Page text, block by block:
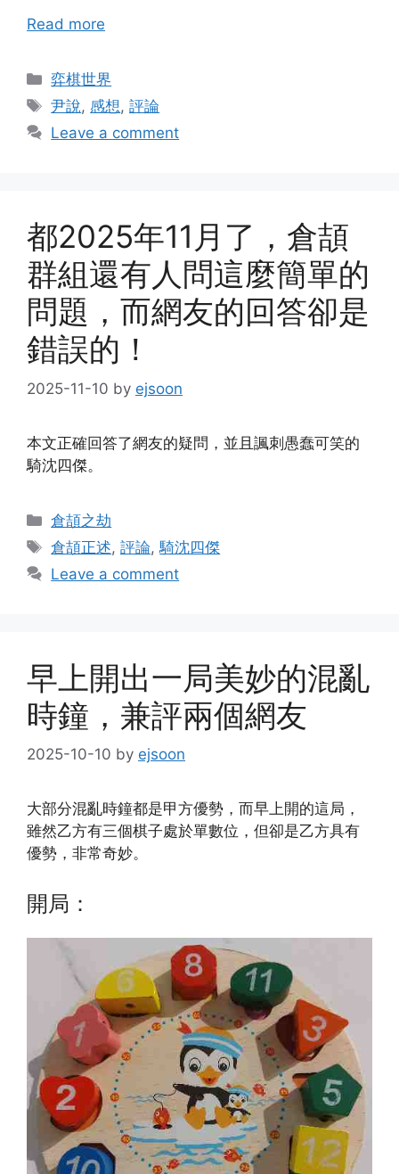
Read more
Categories
弈棋世界
Tags
尹說, 感想,評論
Leave a comment
都2025年11月了，倉頡
群組還有人問這麼簡單的
問題，而網友的回答卻是
錯誤的！
2025-11-10 by ejsoon
本文正確回答了網友的疑問，並且諷刺愚蠢可笑的
騎沈四傑。
Categories
倉頡之劫
Tags
倉頡正述,評論,騎沈四傑
Leave a comment
早上開出一局美妙的混亂
時鐘，兼評兩個網友
2025-10-10 by ejsoon
大部分混亂時鐘都是甲方優勢，而早上開的這局，
雖然乙方有三個棋子處於單數位，但卻是乙方具有
優勢，非常奇妙。
開局：